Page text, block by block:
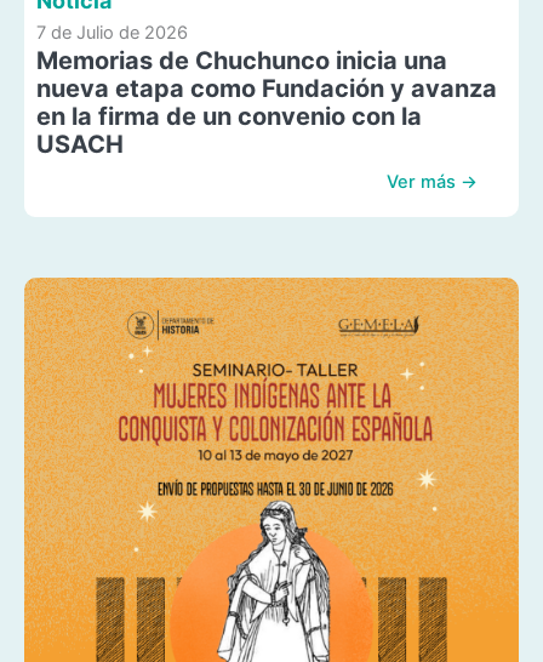
7 de Julio de 2026
Memorias de Chuchunco inicia una
nueva etapa como Fundación y avanza
en la firma de un convenio con la
USACH
Ver más →